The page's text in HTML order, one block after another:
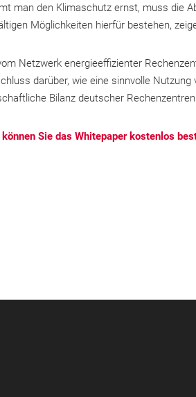
man den Klimaschutz ernst, muss die
Möglichkeiten hierfür bestehen,
Netzwerk energieeffizienter
darüber, wie eine sinnvolle
Bilanz deutscher
können Sie das Whitepaper kostenlos